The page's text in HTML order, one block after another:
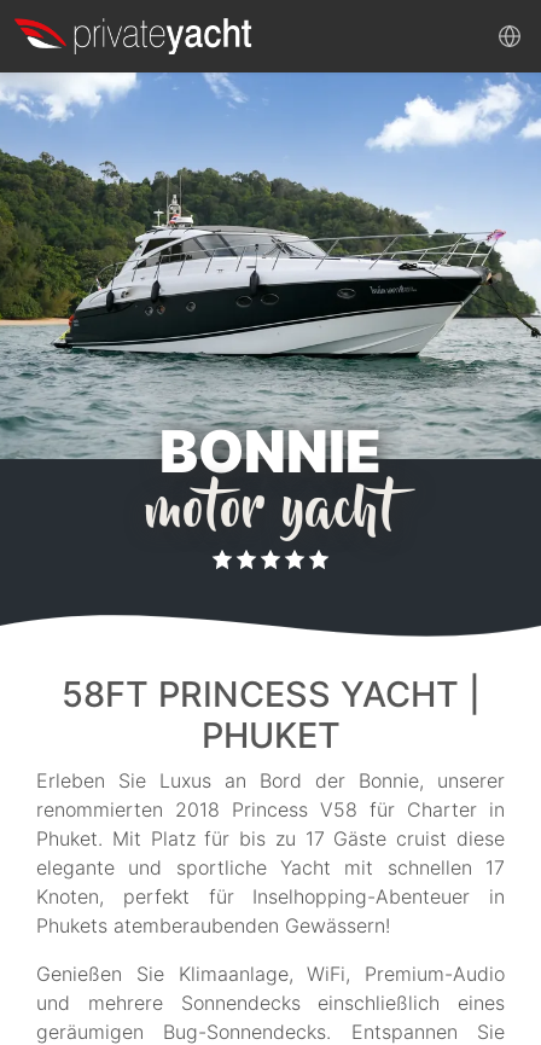
BONNIE
motor yacht
58FT PRINCESS YACHT |
PHUKET
Erleben Sie Luxus an Bord der Bonnie, unserer
renommierten 2018 Princess V58 für Charter in
Phuket. Mit Platz für bis zu 17 Gäste cruist diese
elegante und sportliche Yacht mit schnellen 17
Knoten, perfekt für Inselhopping-Abenteuer in
Phukets atemberaubenden Gewässern!
Genießen Sie Klimaanlage, WiFi, Premium-Audio
und mehrere Sonnendecks einschließlich eines
geräumigen Bug-Sonnendecks. Entspannen Sie